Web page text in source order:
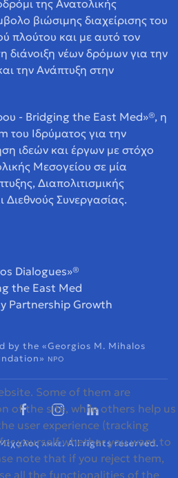
της Ανατολικής
βιώσιμης διαχείρισης του
πλούτου και με αυτό τον
διάνοιξη νέων δρόμων για την
την Ανάπτυξη στην
- Bridging the East Med»®, η
του Ιδρύματος για την
ιδεών και έργων με στόχο
Μεσογείου σε μία
Διαπολιτισμικής
Συνεργασίας.
Dialogues»®
the East Med
Partnership Growth
by the «Georgios M. Mihalos
NPO
ΑΜΚΕ. All rights reserved.
Some of them are
of the site, while others help us
user experience (tracking
yourself whether you want to
note that if you reject them,
all the functionalities of the